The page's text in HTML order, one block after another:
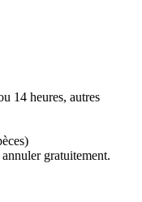
14 heures, autres
gratuitement.